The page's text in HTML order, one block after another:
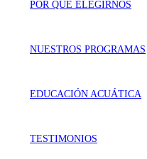
POR QUÉ ELEGIRNOS
NUESTROS PROGRAMAS
EDUCACIÓN ACUÁTICA
TESTIMONIOS